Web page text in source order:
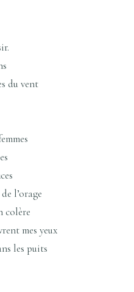
du vent
l’orage
colère
mes yeux
les puits